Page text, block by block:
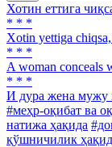
Хотин еттига
* * *
Xotin yettiga
* * *
A woman conceals
* * *
И дура жена мужу
#меҳр-оқибат ва
натижа ҳақида
қўшничилик